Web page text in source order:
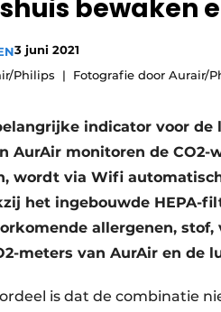
bewaken
3 juni 2021
Philips
Fotografie door Aurair/
indicator voor
AurAir monitoren de
wordt via Wifi
het ingebouwde HEPA-
allergenen,
meters van AurAir en de
is dat de combinatie